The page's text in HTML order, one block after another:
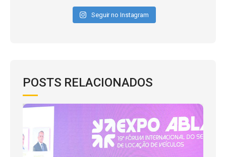
Seguir no Instagram
POSTS RELACIONADOS